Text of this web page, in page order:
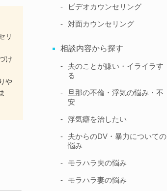
リ
け
や
ビデオカウンセリング
対面カウンセリング
相談内容から探す
夫のことが嫌い・イライラす
る
旦那の不倫・浮気の悩み・不
安
浮気癖を治したい
夫からのDV・暴力についての
悩み
モラハラ夫の悩み
モラハラ妻の悩み